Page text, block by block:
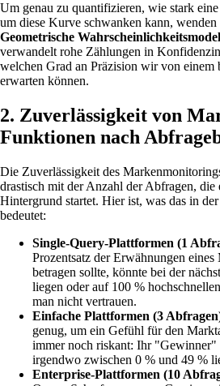
Um genau zu quantifizieren, wie stark
um diese Kurve schwanken kann,
Geometrische
verwandelt rohe Zählungen in
welchen Grad an Präzision wir von einem
erwarten können.
2. Zuverlässigkeit von
Funktionen nach
Die Zuverlässigkeit des
drastisch mit der Anzahl der Abfragen,
Hintergrund startet. Hier ist, was das in
bedeutet:
Single-Query-Plattformen (1
Prozentsatz der Erwähnungen
betragen sollte, könnte bei der
liegen oder auf 100 %
man nicht vertrauen.
Einfache Plattformen (3
genug, um ein Gefühl für den
immer noch riskant: Ihr
irgendwo zwischen 0 % und 49 %
Enterprise-Plattformen (10